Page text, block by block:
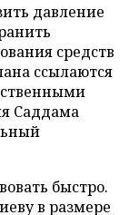
давление
средств
ссылаются
Саддама
быстро.
в размере